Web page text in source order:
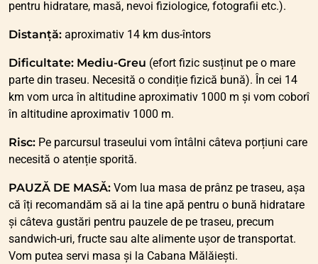
pentru hidratare, masă, nevoi fiziologice, fotografii etc.).
Distanță: aproximativ 14 km dus-întors
Dificultate: Mediu-Greu (efort fizic susținut pe o mare
parte din traseu. Necesită o condiție fizică bună). În cei 14
km vom urca în altitudine aproximativ 1000 m și vom coborî
în altitudine aproximativ 1000 m.
Risc: Pe parcursul traseului vom întâlni câteva porțiuni care
necesită o atenție sporită.
PAUZĂ DE MASĂ: Vom lua masa de prânz pe traseu, așa
că îți recomandăm să ai la tine apă pentru o bună hidratare
și câteva gustări pentru pauzele de pe traseu, precum
sandwich-uri, fructe sau alte alimente ușor de transportat.
Vom putea servi masa și la Cabana Mălăiești.